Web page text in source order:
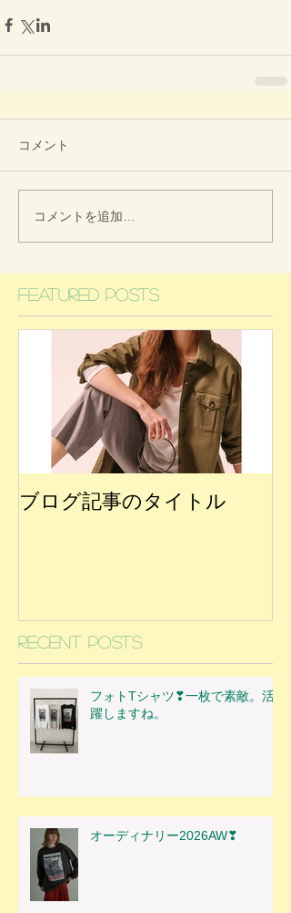
コメント
コメントを追加…
Featured Posts
ブログ記事のタイトル
Recent Posts
フォトTシャツ❣一枚で素敵。活
躍しますね。
オーディナリー2026AW❣